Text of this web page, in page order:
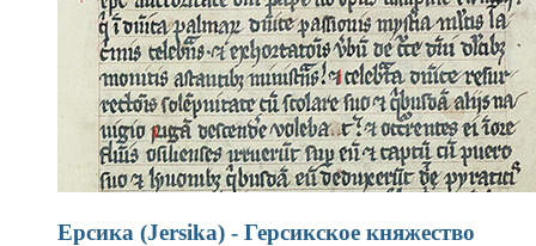
Ерсика (Jersika) - Герсикское княжество